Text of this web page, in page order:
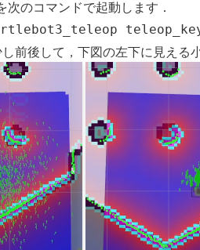
のコマンドで起動します．
前後して，下図の左下に見える